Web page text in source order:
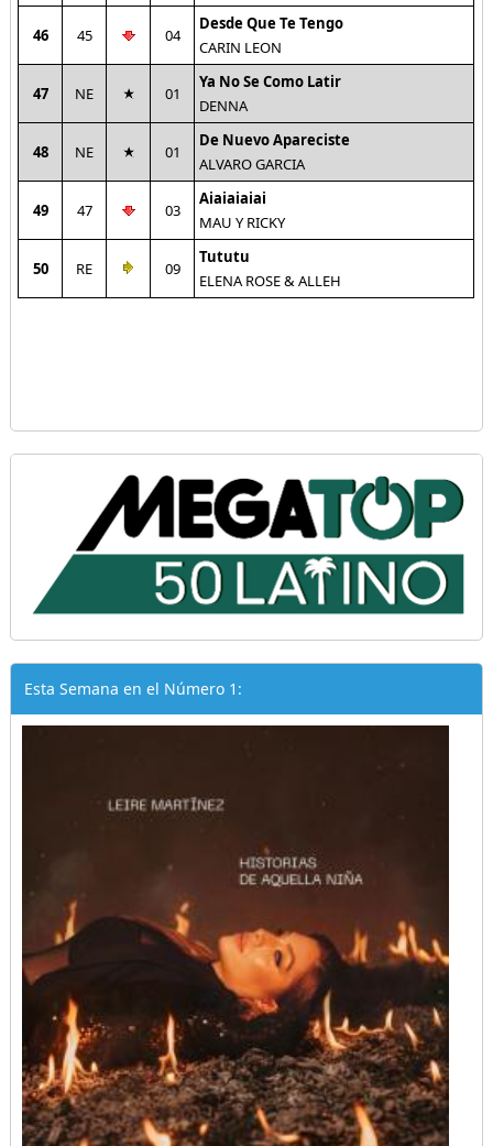
46 45 04
Desde Que Te Tengo
CARIN LEON
47 NE 01
Ya No Se Como Latir
DENNA
48 NE 01
De Nuevo Apareciste
ALVARO GARCIA
49 47 03
Aiaiaiaiai
MAU Y RICKY
50 RE 09
Tututu
ELENA ROSE & ALLEH
Esta Semana en el Número 1: